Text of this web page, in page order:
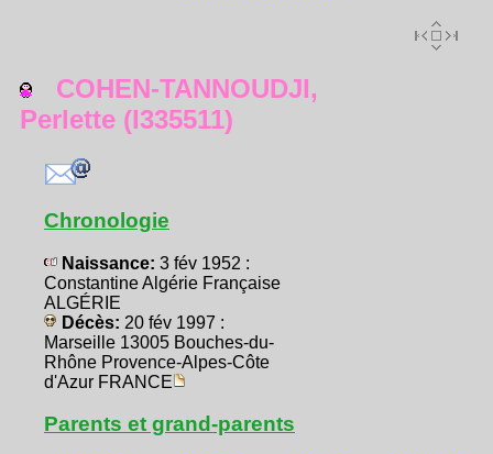
COHEN-TANNOUDJI,
Perlette (I335511)
Chronologie
Naissance: 3 fév 1952 :
Constantine Algérie Française
ALGÉRIE
Décès: 20 fév 1997 :
Marseille 13005 Bouches-du-
Rhône Provence-Alpes-Côte
d'Azur FRANCE
Parents et grand-parents